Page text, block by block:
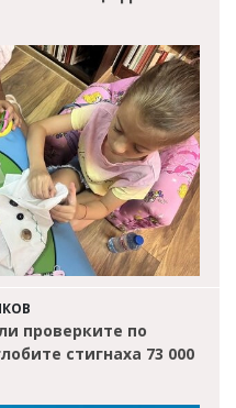
проверките по
стигнаха 73 000